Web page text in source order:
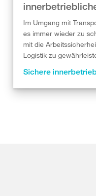
Im Umgang mit
es immer wieder zu
mit die
Logistik zu
Sichere